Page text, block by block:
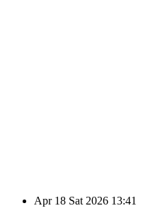
Apr 18 Sat 2026 13:41